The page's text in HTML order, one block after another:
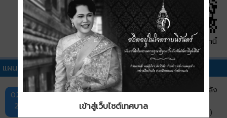
QR Code หน้านี้
แผนอัตรากำลังอื่นๆ
02 ก.ย.
2568
ประกาศเทศบาลเมืองบ้านเป็ด เรื่อง การใช้แผนอัตรากำลัง
3 ปีของเทศบาล ประจำปีงบประมาณ พ.ศ.2567-2569
ฉบับปรับปรุง ประจำปีงบประมาณ พ.ศ.2568 (ครั้งที่ 2)
เข้าสู่เว็บไซต์เทศบาล